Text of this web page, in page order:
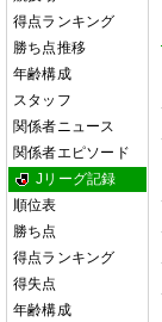
得点ランキング
勝ち点推移
年齢構成
スタッフ
関係者ニュース
関係者エピソード
Jリーグ記録
順位表
勝ち点
得点ランキング
得失点
年齢構成